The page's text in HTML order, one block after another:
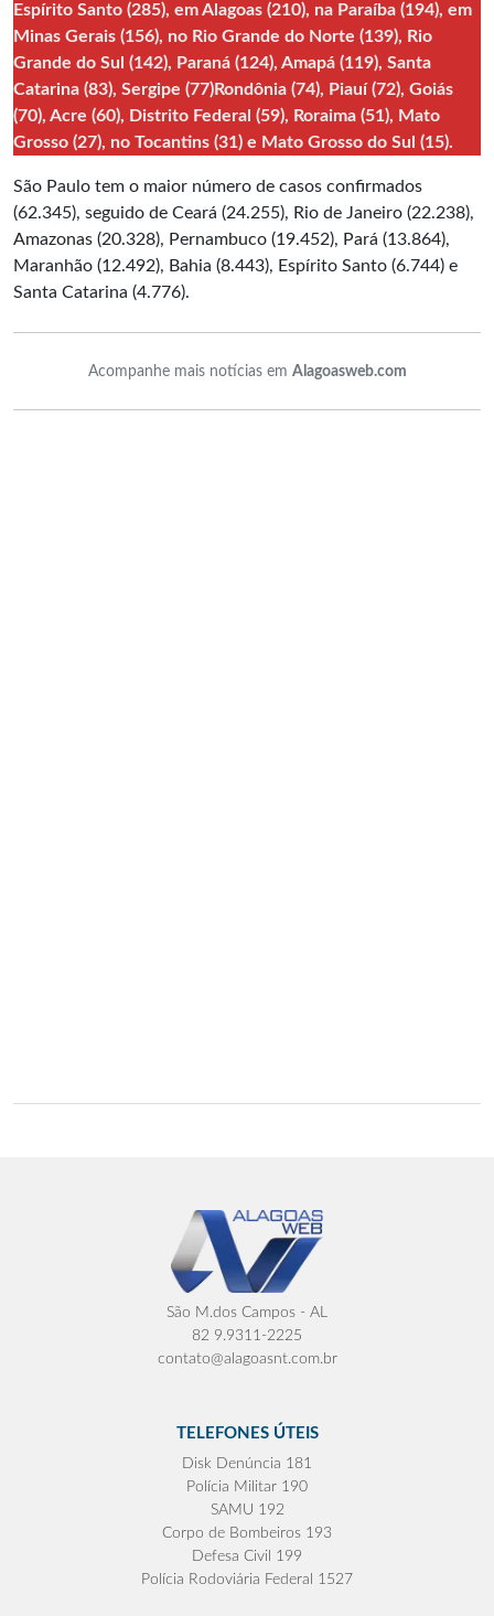
Espírito Santo (285), em Alagoas (210), na Paraíba (194), em
Minas Gerais (156), no Rio Grande do Norte (139), Rio
Grande do Sul (142), Paraná (124), Amapá (119), Santa
Catarina (83), Sergipe (77)Rondônia (74), Piauí (72), Goiás
(70), Acre (60), Distrito Federal (59), Roraima (51), Mato
Grosso (27), no Tocantins (31) e Mato Grosso do Sul (15).
São Paulo tem o maior número de casos confirmados
(62.345), seguido de Ceará (24.255), Rio de Janeiro (22.238),
Amazonas (20.328), Pernambuco (19.452), Pará (13.864),
Maranhão (12.492), Bahia (8.443), Espírito Santo (6.744) e
Santa Catarina (4.776).
Acompanhe mais notícias em Alagoasweb.com
São M.dos Campos - AL
82 9.9311-2225
contato@alagoasnt.com.br
TELEFONES ÚTEIS
Disk Denúncia 181
Polícia Militar 190
SAMU 192
Corpo de Bombeiros 193
Defesa Civil 199
Polícia Rodoviária Federal 1527